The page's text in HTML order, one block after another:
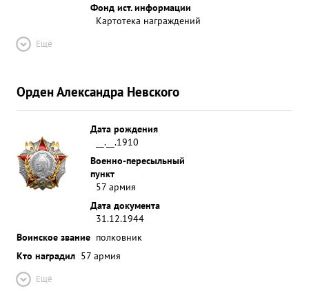
Фонд ист. информации
Картотека награждений
Ещё
Орден Александра Невского
Дата рождения
__.__.1910
Военно-пересыльный
пункт
57 армия
Дата документа
31.12.1944
Воинское звание полковник
Кто наградил 57 армия
Ещё